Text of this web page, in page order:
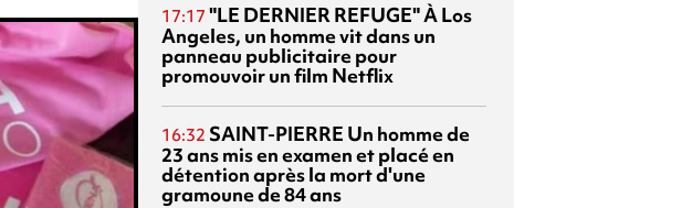
17:17 "LE DERNIER REFUGE"À Los
Angeles, un homme vit dans un
panneau publicitaire pour
promouvoir un film Netflix
16:32 SAINT-PIERRE Un homme de
23 ans mis en examen et placé en
détention après la mort d'une
gramoune de 84 ans